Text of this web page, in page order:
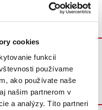
cookies
funkcií
používame
ako používate naše
našim partnerom v
a analýzy. Títo partneri